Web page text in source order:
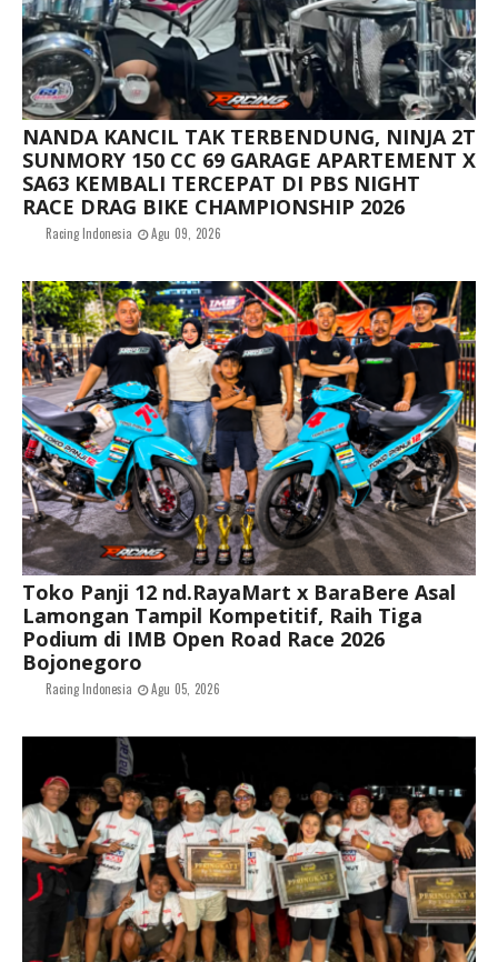
NANDA KANCIL TAK TERBENDUNG, NINJA 2T
SUNMORY 150 CC 69 GARAGE APARTEMENT X
SA63 KEMBALI TERCEPAT DI PBS NIGHT
RACE DRAG BIKE CHAMPIONSHIP 2026
Racing Indonesia Agu 09, 2026
Toko Panji 12 nd.RayaMart x BaraBere Asal
Lamongan Tampil Kompetitif, Raih Tiga
Podium di IMB Open Road Race 2026
Bojonegoro
Racing Indonesia Agu 05, 2026